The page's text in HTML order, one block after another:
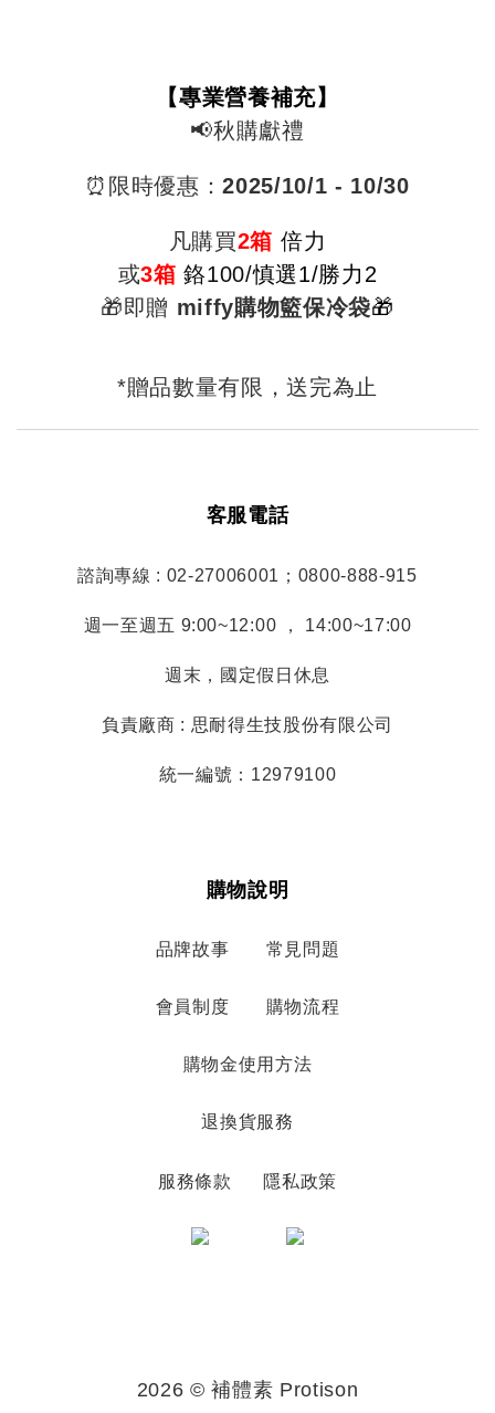
【專業營養補充】
📢秋購獻禮
⏰限時優惠：2025/10/1 - 10/30
凡購買2箱 倍力
或3箱鉻100/慎選1/勝力2
🎁即贈 miffy購物籃保冷袋🎁
*贈品數量有限，送完為止
客服電話
諮詢專線 : 02-27006001；0800-888-915
週一至週五 9:00~12:00 ， 14:00~17:00
週末，國定假日休息
負責廠商 : 思耐得生技股份有限公司
統一編號：12979100
購物說明
品牌故事 常見問題
會員制度 購物流程
購物金使用方法
退換貨服務
服務條款 隱私政策
2026 © 補體素 Protison